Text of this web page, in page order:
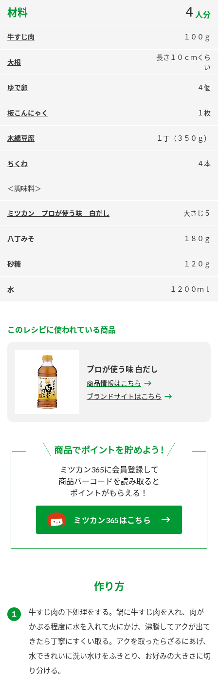
納豆の豆知識
ミツカン公式通販
材料 4 人分
牛すじ肉 １００ｇ
大根
長さ１０ｃｍくら
い
ゆで卵 ４個
板こんにゃく １枚
木綿豆腐 １丁（３５０ｇ）
ちくわ ４本
＜調味料＞
ミツカン プロが使う味 白だし 大さじ５
八丁みそ １８０ｇ
砂糖 １２０ｇ
水 １２００ｍｌ
このレシピに使われている商品
プロが使う味 白だし
商品情報はこちら
ブランドサイトはこちら
ミツカン365に会員登録して
商品バーコードを読み取ると
ポイントがもらえる！
ミツカン365はこちら
作り方
１
牛すじ肉の下処理をする。鍋に牛すじ肉を入れ、肉が
かぶる程度に水を入れて火にかけ、沸騰してアクが出て
きたら丁寧にすくい取る。アクを取ったらざるにあげ、
水できれいに洗い水けをふきとり、お好みの大きさに切
り分ける。